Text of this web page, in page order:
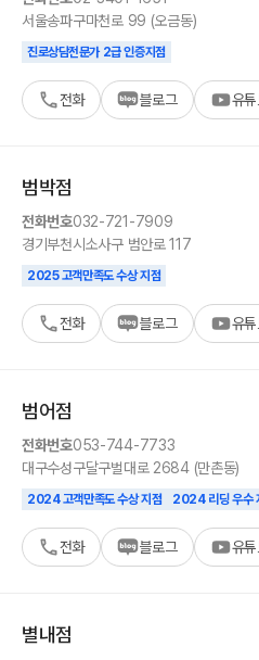
서울송파구마천로 99 (오금동)
진로상담전문가 2급 인증지점
전화 블로그 유
범박점
전화번호032-721-7909
경기 부천시소사구 범안로 117
2025 고객만족도 수상 지점
전화 블로그 유
범어점
전화번호053-744-7733
대구수성구달구벌대로 2684 (만촌동)
2024 고객만족도 수상 지점 2024 리딩 우수
전화 블로그 유
별내점